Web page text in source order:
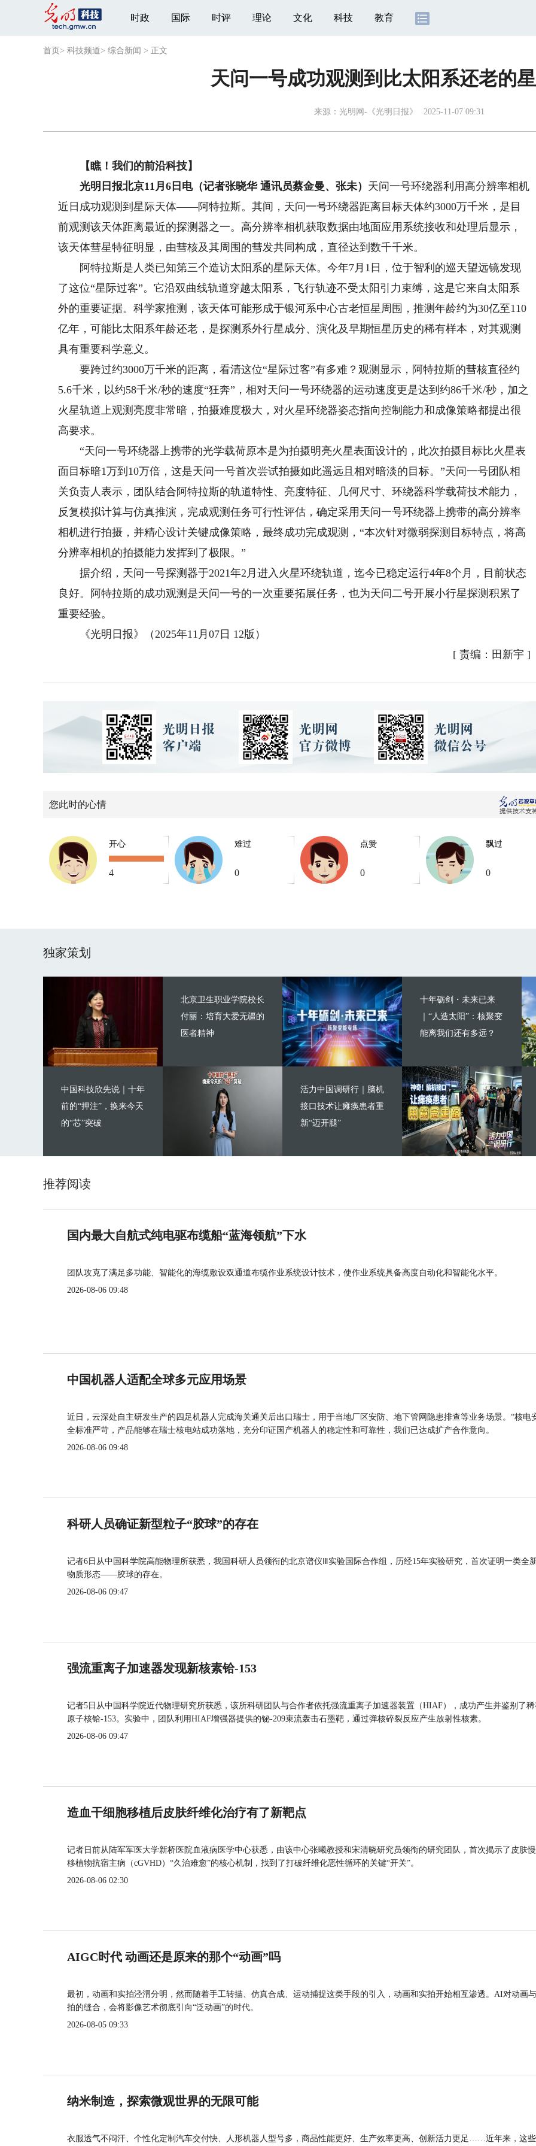
时政 国际 时评 理论 文化 科技 教育
首页 > 科技频道> 综合新闻 > 正文
天问一号成功观测到比太阳系还老的
来源： 光明网-《光明日报》 2025-11-07 09:31
【瞧！我们的前沿科技】
光明日报北京11月6日电（记者张晓华 通讯员蔡金曼、张未） 天问一号环绕器利用高分辨率相机
近日成功观测到星际天体——阿特拉斯。其间，天问一号环绕器距离目标天体约3000万千米，是目
前观测该天体距离最近的探测器之一。高分辨率相机获取数据由地面应用系统接收和处理后显示，
该天体彗星特征明显，由彗核及其周围的彗发共同构成，直径达到数千千米。
阿特拉斯是人类已知第三个造访太阳系的星际天体。今年7月1日，位于智利的巡天望远镜发现
了这位“星际过客”。它沿双曲线轨道穿越太阳系，飞行轨迹不受太阳引力束缚，这是它来自太阳系
外的重要证据。科学家推测，该天体可能形成于银河系中心古老恒星周围，推测年龄约为30亿至110
亿年，可能比太阳系年龄还老，是探测系外行星成分、演化及早期恒星历史的稀有样本，对其观测
具有重要科学意义。
要跨过约3000万千米的距离，看清这位“星际过客”有多难？观测显示，阿特拉斯的彗核直径约
5.6千米，以约58千米/秒的速度“狂奔”，相对天问一号环绕器的运动速度更是达到约86千米/秒，加之
火星轨道上观测亮度非常暗，拍摄难度极大，对火星环绕器姿态指向控制能力和成像策略都提出很
高要求。
“天问一号环绕器上携带的光学载荷原本是为拍摄明亮火星表面设计的，此次拍摄目标比火星表
面目标暗1万到10万倍，这是天问一号首次尝试拍摄如此遥远且相对暗淡的目标。”天问一号团队相
关负责人表示，团队结合阿特拉斯的轨道特性、亮度特征、几何尺寸、环绕器科学载荷技术能力，
反复模拟计算与仿真推演，完成观测任务可行性评估，确定采用天问一号环绕器上携带的高分辨率
相机进行拍摄，并精心设计关键成像策略，最终成功完成观测，“本次针对微弱探测目标特点，将高
分辨率相机的拍摄能力发挥到了极限。”
据介绍，天问一号探测器于2021年2月进入火星环绕轨道，迄今已稳定运行4年8个月，目前状态
良好。阿特拉斯的成功观测是天问一号的一次重要拓展任务，也为天问二号开展小行星探测积累了
重要经验。
《光明日报》（2025年11月07日 12版）
[ 责编：田新宇 ]
您此时的心情
开心
4
难过
0
点赞
0
飘过
0
独家策划
北京卫生职业学院校长
付丽：培育大爱无疆的
医者精神
中国科技欣先说｜十年
前的“押注”，换来今天
的“芯”突破
十年砺剑・未来已来
｜“人造太阳”：核聚变
能离我们还有多远？
活力中国调研行｜脑机
接口技术让瘫痪患者重
新“迈开腿”
推荐阅读
国内最大自航式纯电驱布缆船“蓝海领航”下水
团队攻克了满足多功能、智能化的海缆敷设双通道布缆作业系统设计技术，使作业系统具备高度自动化和智能化水平。
2026-08-06 09:48
中国机器人适配全球多元应用场景
近日，云深处自主研发生产的四足机器人完成海关通关后出口瑞士，用于当地厂区安防、地下管网隐患排查等业务场景。“核电
全标准严苛，产品能够在瑞士核电站成功落地，充分印证国产机器人的稳定性和可靠性，我们已达成扩产合作意向。
2026-08-06 09:48
科研人员确证新型粒子“胶球”的存在
记者6日从中国科学院高能物理所获悉，我国科研人员领衔的北京谱仪Ⅲ实验国际合作组，历经15年实验研究，首次证明一类全
物质形态——胶球的存在。
2026-08-06 09:47
强流重离子加速器发现新核素铪-153
记者5日从中国科学院近代物理研究所获悉，该所科研团队与合作者依托强流重离子加速器装置（HIAF），成功产生并鉴别了
原子核铪-153。实验中，团队利用HIAF增强器提供的铋-209束流轰击石墨靶，通过弹核碎裂反应产生放射性核素。
2026-08-06 09:47
造血干细胞移植后皮肤纤维化治疗有了新靶点
记者日前从陆军军医大学新桥医院血液病医学中心获悉，由该中心张曦教授和宋清晓研究员领衔的研究团队，首次揭示了皮肤
移植物抗宿主病（cGVHD）“久治难愈”的核心机制，找到了打破纤维化恶性循环的关键“开关”。
2026-08-06 02:30
AIGC时代 动画还是原来的那个“动画”吗
最初，动画和实拍泾渭分明，然而随着手工转描、仿真合成、运动捕捉这类手段的引入，动画和实拍开始相互渗透。AI对动画
拍的缝合，会将影像艺术彻底引向“泛动画”的时代。
2026-08-05 09:33
纳米制造，探索微观世界的无限可能
衣服透气不闷汗、个性化定制汽车交付快、人形机器人型号多，商品性能更好、生产效率更高、创新活力更足……近年来，这